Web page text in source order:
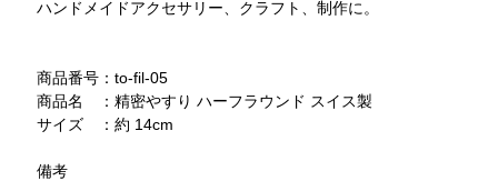
ハンドメイドアクセサリー、クラフト、制作に。
商品番号：to-fil-05
商品名 ：精密やすり ハーフラウンド スイス製
サイズ ：約 14cm
備考